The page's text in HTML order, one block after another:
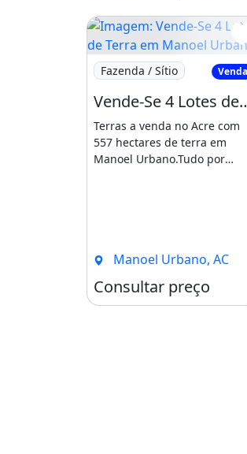
350.000,00 A
ACEITO PROPOSTAS
TELEFONE
9953-7482
VENDE-SE 300
DO CARLITO
25 HECTARES DE
CASA DE MADEIRA
CARTÃO DE
Imagem: Vende-Se 4
Fazenda / Sítio Venda
Vende-Se 4 Lotes
Terras a venda no Acre com
557 hectares de terra em
Manoel Urbano.Tudo por
Manoel Urbano, AC
Consultar preço